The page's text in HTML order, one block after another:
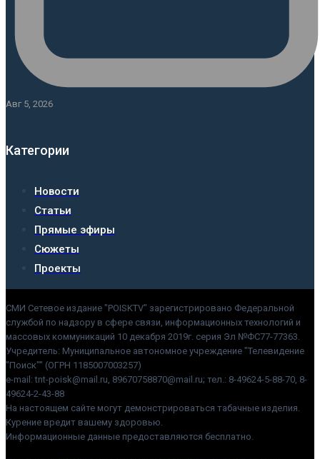
Авг 5, 2026
Категории
Новости
Статьи
Прямые эфиры
Сюжеты
Проекты
СМИ Сетевое издание "POISKTV" зарегистрировано Федеральной
службой по надзору в сфере связи, информационных технологий и
массовых коммуникаций 10 декабря 2019г. серия Эл №ФС77-77363.
Учредитель: Муниципальное автономное учреждение "Телевидение
"Поиск"" (ОГРН 1185007003257)
e-mail: tnt-poisk@mail.ru, 89670758870@mail.ru; тел.: 8-49624-5-88-70, 8-
49624-2-43-88
На настоящем сайте могут демонстрироваться табачные изделия.
Курение вредит вашему здоровью.
Информационные данные предоставляются бесплатно.